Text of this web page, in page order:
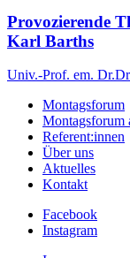
Provozierende
Karl Barths
Univ.-Prof. em.
Montagsforum
Montagsforum
Referent:innen
Über uns
Aktuelles
Kontakt
Facebook
Instagram